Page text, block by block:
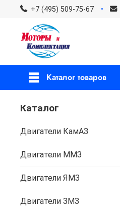
+7 (495) 509-75-67
Каталог товаров
Каталог
Двигатели КамАЗ
Двигатели ММЗ
Двигатели ЯМЗ
Двигатели ЗМЗ